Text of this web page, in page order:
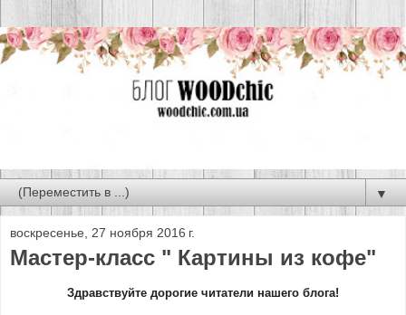
▼
воскресенье, 27 ноября 2016 г.
Мастер-класс " Картины из кофе"
Здравствуйте дорогие читатели нашего блога!